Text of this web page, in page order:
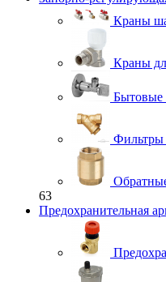
Краны
Краны
Бытовые
Фильтры
63
Предохранительная